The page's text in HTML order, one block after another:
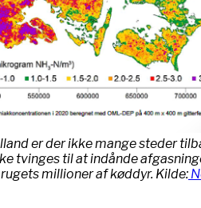
er der ikke mange steder
tvinges til at indånde
millioner af køddyr. Kilde: